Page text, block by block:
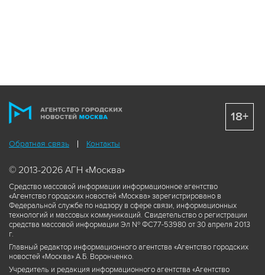
Обратная связь Контакты
© 2013-2026 АГН «Москва»
Средство массовой информации информационное агентство
«Агентство городских новостей «Москва» зарегистрировано в
Федеральной службе по надзору в сфере связи, информационных
технологий и массовых коммуникаций. Свидетельство о регистрации
средства массовой информации Эл № ФС77-53980 от 30 апреля 2013
г.
Главный редактор информационного агентства «Агентство городских
новостей «Москва» А.Б. Воронченко.
Учредитель и редакция информационного агентства «Агентство
18+